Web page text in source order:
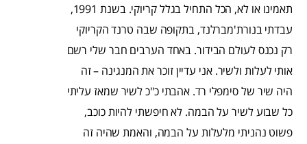
תאמינו או לא, הכל התחיל בגלל קריוקי. בשנת 1991,
עבדתי בנורת'מברלנד, בתקופה שבה טרנד הקריוקי
רק נכנס לעולם הבידור. באחד הערבים חבר שלי רשם
אותי לעלות ולשיר. אני עדיין זוכר את המנגינה – זה
היה שיר של סימפלי רד. אהבתי כ"כ לשיר שמאז עליתי
כל שבוע לשיר על הבמה. לא חיפשתי להיות כוכב,
פשוט נהניתי מלעלות על הבמה, והאמת שהיה זה